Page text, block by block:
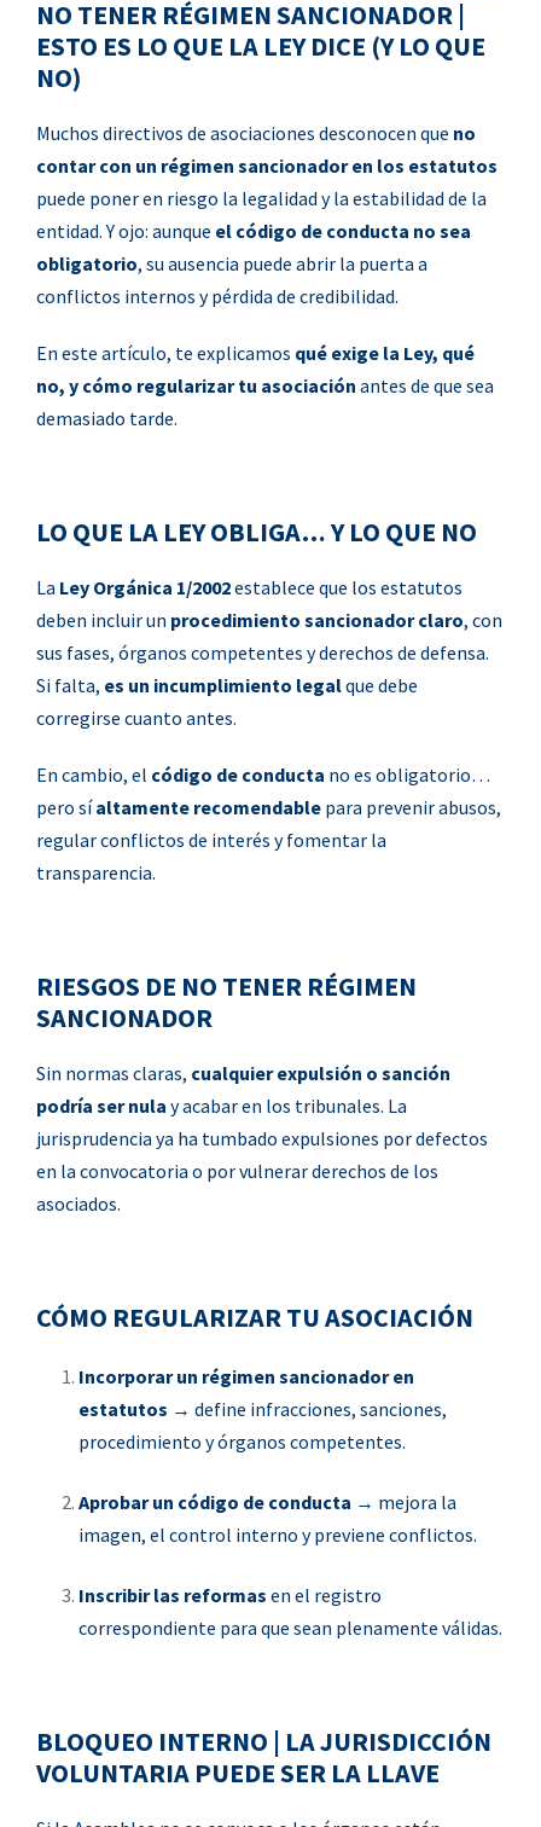
NO TENER RÉGIMEN SANCIONADOR |
ESTO ES LO QUE LA LEY DICE (Y LO QUE
NO)
Muchos directivos de asociaciones desconocen que no
contar con un régimen sancionador en los estatutos
puede poner en riesgo la legalidad y la estabilidad de la
entidad. Y ojo: aunque el código de conducta no sea
obligatorio, su ausencia puede abrir la puerta a
conflictos internos y pérdida de credibilidad.
En este artículo, te explicamos qué exige la Ley, qué
no, y cómo regularizar tu asociación antes de que sea
demasiado tarde.
LO QUE LA LEY OBLIGA… Y LO QUE NO
La Ley Orgánica 1/2002establece que los estatutos
deben incluir un procedimiento sancionador claro, con
sus fases, órganos competentes y derechos de defensa.
Si falta, es un incumplimiento legalque debe
corregirse cuanto antes.
En cambio, el código de conducta no es obligatorio…
pero síaltamente recomendable para prevenir abusos,
regular conflictos de interés y fomentar la
transparencia.
RIESGOS DE NO TENER RÉGIMEN
SANCIONADOR
Sin normas claras, cualquier expulsión o sanción
podría ser nula y acabar en los tribunales. La
jurisprudencia ya ha tumbado expulsiones por defectos
en la convocatoria o por vulnerar derechos de los
asociados.
CÓMO REGULARIZAR TU ASOCIACIÓN
Incorporar un régimen sancionador en
estatutos → define infracciones, sanciones,
procedimiento y órganos competentes.
Aprobar un código de conducta → mejora la
imagen, el control interno y previene conflictos.
Inscribir las reformas en el registro
correspondiente para que sean plenamente válidas.
BLOQUEO INTERNO | LA JURISDICCIÓN
VOLUNTARIA PUEDE SER LA LLAVE